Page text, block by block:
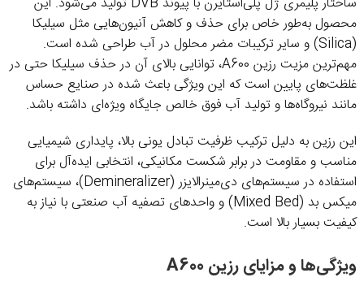
محصول به‌طور خاص برای حذف و کاهش آنیون‌هایی مثل سیلیکا
(Silica) و سایر ترکیبات مضر محلول در آب طراحی شده است.
مهم‌ترین مزیت رزین A600، توانایی بالای آن در حذف سیلیکا حتی در
غلظت‌های پایین است که این ویژگی باعث شده در صنایع حساس
مانند نیروگاه‌ها و تولید آب فوق خالص جایگاه ویژه‌ای داشته باشد.
این رزین به دلیل ترکیب ظرفیت تبادل یونی بالا، پایداری شیمیایی
مناسب و مقاومت در برابر شکست مکانیکی، انتخابی ایده‌آل برای
استفاده در سیستم‌های دی‌مینرالایزر (Demineralizer)، سیستم‌های
میکس بد (Mixed Bed) و واحدهای تصفیه آب صنعتی با نیاز به
کیفیت بسیار بالا است.
ویژگی‌ها و مزایای رزین A600